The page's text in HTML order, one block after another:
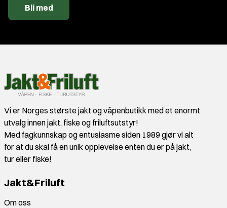
Bli med
Vi er Norges største jakt og våpenbutikk med et enormt
utvalg innen jakt, fiske og friluftsutstyr!
Med fagkunnskap og entusiasme siden 1989 gjør vi alt
for at du skal få en unik opplevelse enten du er på jakt,
tur eller fiske!
Jakt&Friluft
Om oss